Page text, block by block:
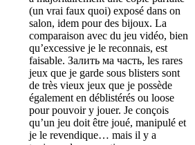
(un vrai faux quoi) exposé dans on
salon, idem pour des bijoux. La
comparaison avec du jeu vidéo, bien
qu’excessive je le reconnais, est
faisable. Залить ма часть, les rares
jeux que je garde sous blisters sont
de très vieux jeux que je possède
également en déblistérés ou loose
pour pouvoir y jouer. Je conçois
qu’un jeu doit être joué, manipulé et
je le revendique… mais il y a